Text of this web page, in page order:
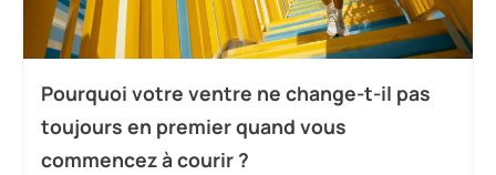
Pourquoi votre ventre ne change-t-il pas
toujours en premier quand vous
commencez à courir ?